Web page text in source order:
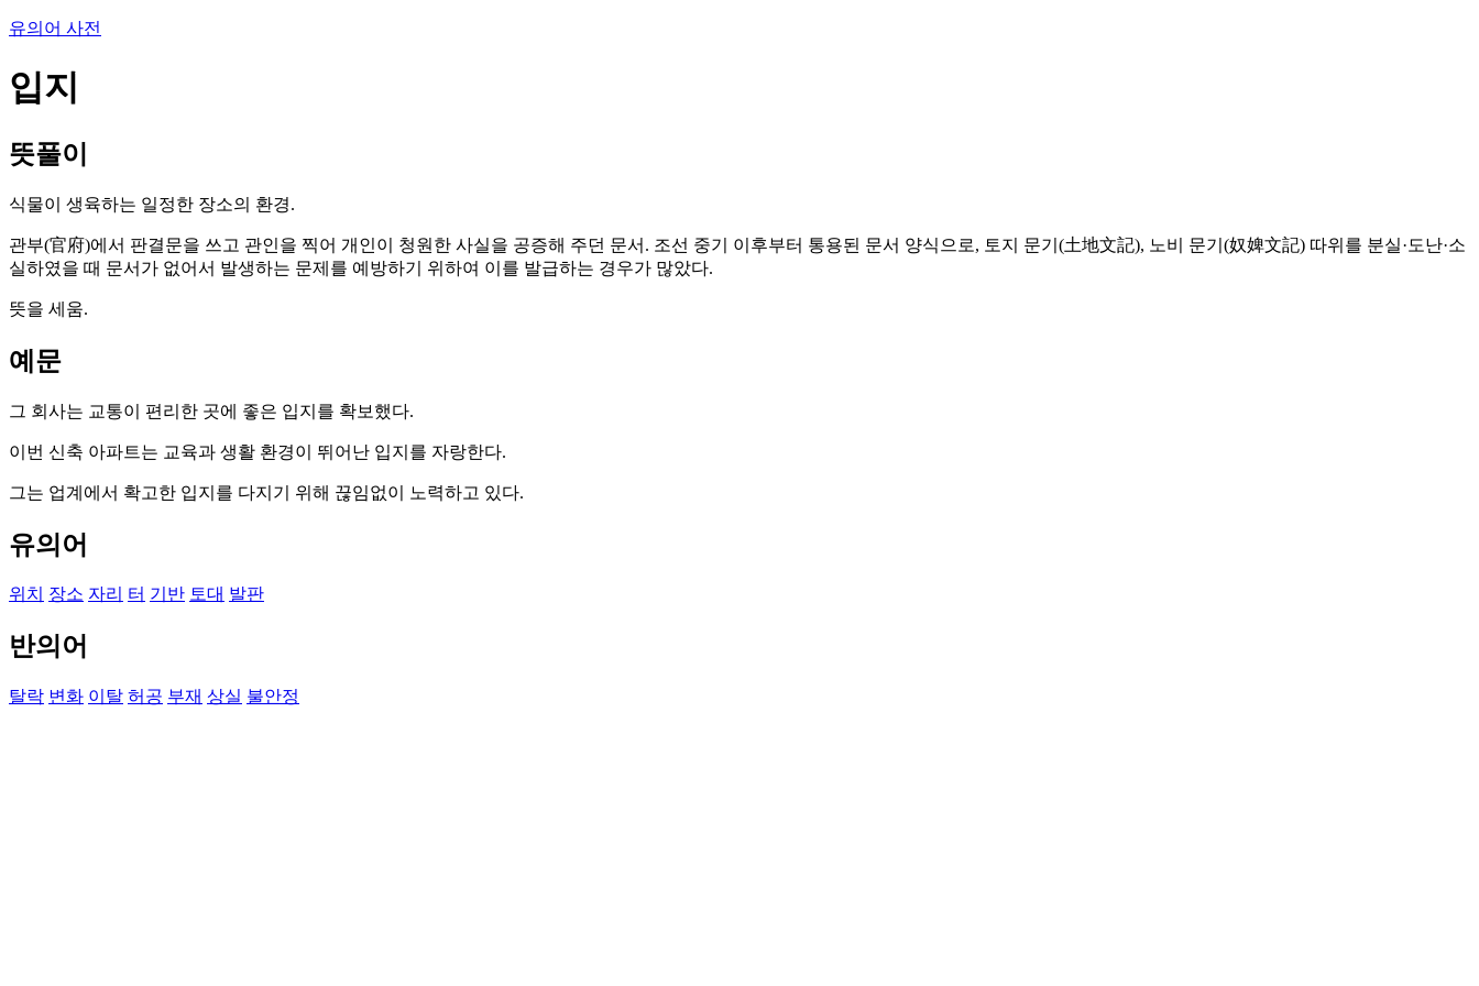
유의어 사전
입지
뜻풀이
식물이 생육하는 일정한 장소의 환경.
관부(官府)에서 판결문을 쓰고 관인을 찍어 개인이 청원한 사실을 공증해 주던 문서. 조선 중기 이후부터 통용된 문서 양식으로, 토지 문기(土地文記), 노비 문기(奴婢文記) 따위를 분실·도난·소
실하였을 때 문서가 없어서 발생하는 문제를 예방하기 위하여 이를 발급하는 경우가 많았다.
뜻을 세움.
예문
그 회사는 교통이 편리한 곳에 좋은 입지를 확보했다.
이번 신축 아파트는 교육과 생활 환경이 뛰어난 입지를 자랑한다.
그는 업계에서 확고한 입지를 다지기 위해 끊임없이 노력하고 있다.
유의어
위치 장소 자리 터 기반 토대 발판
반의어
탈락 변화 이탈 허공 부재 상실 불안정